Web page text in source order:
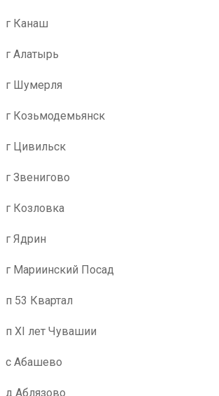
г Канаш
г Алатырь
г Шумерля
г Козьмодемьянск
г Цивильск
г Звенигово
г Козловка
г Ядрин
г Мариинский Посад
п 53 Квартал
п XI лет Чувашии
с Абашево
д Аблязово